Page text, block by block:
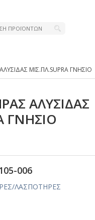
ΜΙΣ.ΠΛ.SUΡRΑ ΓΝΗΣΙΟ
ΑΛΥΣΙΔΑΣ
ΓΝΗΣΙΟ
006
ΛΑΣΠΟΤΗΡΕΣ